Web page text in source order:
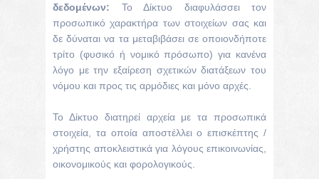
δεδομένων: Το Δίκτυο διαφυλάσσει τον
προσωπικό χαρακτήρα των στοιχείων σας και
δε δύναται να τα μεταβιβάσει σε οποιονδήποτε
τρίτο (φυσικό ή νομικό πρόσωπο) για κανένα
λόγο με την εξαίρεση σχετικών διατάξεων του
νόμου και προς τις αρμόδιες και μόνο αρχές.
Το Δίκτυο διατηρεί αρχεία με τα προσωπικά
στοιχεία, τα οποία αποστέλλει ο επισκέπτης /
χρήστης αποκλειστικά για λόγους επικοινωνίας,
οικονομικούς και φορολογικούς.